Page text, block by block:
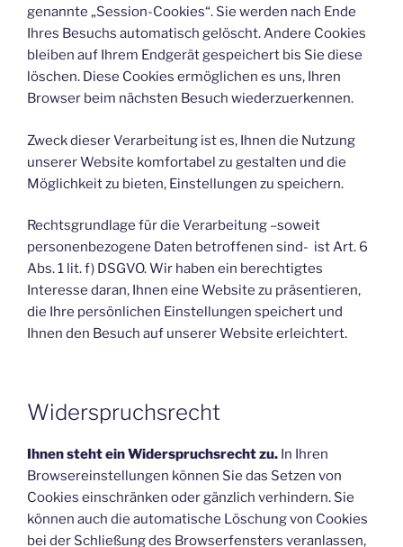
genannte „Session-Cookies“. Sie werden nach Ende
Ihres Besuchs automatisch gelöscht. Andere Cookies
bleiben auf Ihrem Endgerät gespeichert bis Sie diese
löschen. Diese Cookies ermöglichen es uns, Ihren
Browser beim nächsten Besuch wiederzuerkennen.
Zweck dieser Verarbeitung ist es, Ihnen die Nutzung
unserer Website komfortabel zu gestalten und die
Möglichkeit zu bieten, Einstellungen zu speichern.
Rechtsgrundlage für die Verarbeitung –soweit
personenbezogene Daten betroffenen sind- ist Art. 6
Abs. 1 lit. f) DSGVO. Wir haben ein berechtigtes
Interesse daran, Ihnen eine Website zu präsentieren,
die Ihre persönlichen Einstellungen speichert und
Ihnen den Besuch auf unserer Website erleichtert.
Widerspruchsrecht
Ihnen steht ein Widerspruchsrecht zu. In Ihren
Browsereinstellungen können Sie das Setzen von
Cookies einschränken oder gänzlich verhindern. Sie
können auch die automatische Löschung von Cookies
bei der Schließung des Browserfensters veranlassen,